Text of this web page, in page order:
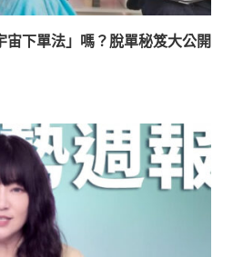
宙下單法」嗎？脫單秘笈大公開